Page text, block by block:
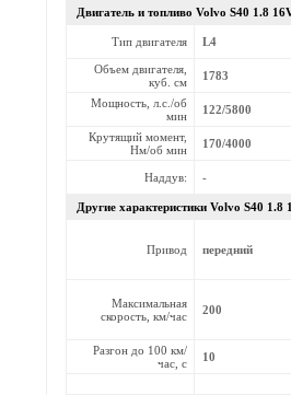
Двигатель и топливо Volvo S40 1.8
Тип двигателя L4
Объем двигателя,
куб. см
1783
Мощность, л.с./об
мин
122/5800
Крутящий момент,
Нм/об мин
170/4000
Наддув: -
Другие характеристики Volvo S40 1.8
Привод передний
Максимальная
скорость, км/час
200
Разгон до 100 км/
час, с
10